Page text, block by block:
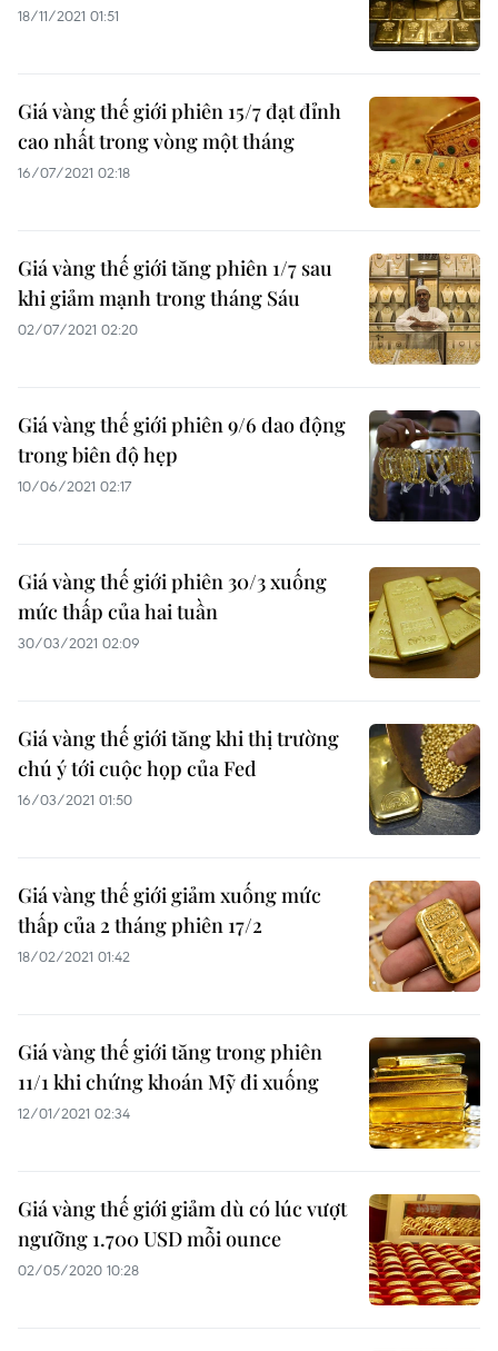
18/11/2021 01:51
Giá vàng thế giới phiên 15/7 đạt đỉnh
cao nhất trong vòng một tháng
16/07/2021 02:18
Giá vàng thế giới tăng phiên 1/7 sau
khi giảm mạnh trong tháng Sáu
02/07/2021 02:20
Giá vàng thế giới phiên 9/6 dao động
trong biên độ hẹp
10/06/2021 02:17
Giá vàng thế giới phiên 30/3 xuống
mức thấp của hai tuần
30/03/2021 02:09
Giá vàng thế giới tăng khi thị trường
chú ý tới cuộc họp của Fed
16/03/2021 01:50
Giá vàng thế giới giảm xuống mức
thấp của 2 tháng phiên 17/2
18/02/2021 01:42
Giá vàng thế giới tăng trong phiên
11/1 khi chứng khoán Mỹ đi xuống
12/01/2021 02:34
Giá vàng thế giới giảm dù có lúc vượt
ngưỡng 1.700 USD mỗi ounce
02/05/2020 10:28